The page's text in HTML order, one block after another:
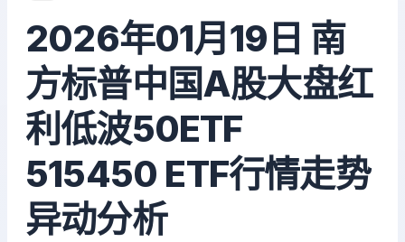
2026年01月19日 南
方标普中国A股大盘红
利低波50ETF
515450 ETF行情走势
异动分析